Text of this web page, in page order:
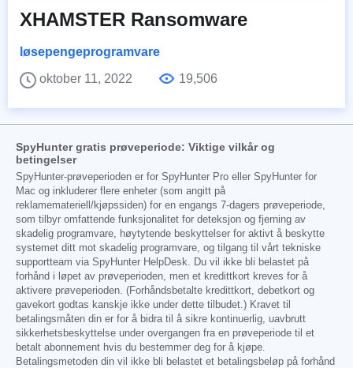
XHAMSTER Ransomware
løsepengeprogramvare
oktober 11, 2022
19,506
SpyHunter gratis prøveperiode: Viktige vilkår og
betingelser
SpyHunter-prøveperioden er for SpyHunter Pro eller SpyHunter for
Mac og inkluderer flere enheter (som angitt på
reklamemateriell/kjøpssiden) for en engangs 7-dagers prøveperiode,
som tilbyr omfattende funksjonalitet for deteksjon og fjerning av
skadelig programvare, høytytende beskyttelser for aktivt å beskytte
systemet ditt mot skadelig programvare, og tilgang til vårt tekniske
supportteam via SpyHunter HelpDesk. Du vil ikke bli belastet på
forhånd i løpet av prøveperioden, men et kredittkort kreves for å
aktivere prøveperioden. (Forhåndsbetalte kredittkort, debetkort og
gavekort godtas kanskje ikke under dette tilbudet.) Kravet til
betalingsmåten din er for å bidra til å sikre kontinuerlig, uavbrutt
sikkerhetsbeskyttelse under overgangen fra en prøveperiode til et
betalt abonnement hvis du bestemmer deg for å kjøpe.
Betalingsmetoden din vil ikke bli belastet et betalingsbeløp på forhånd